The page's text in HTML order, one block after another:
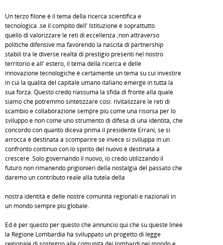
Un terzo filone è il tema della ricerca scientifica e
tecnologica .se il compito dell' Istituzione è soprattutto
quello di valorizzare le reti di eccellenza ,non attraverso
politiche difensive ma favorendo la nascita di partnership
stabili tra le diverse realtà di prestigio presenti nel nostro
territorio e all' estero, il tema della ricerca e delle
innovazione tecnologiche è certamente un tema su cui investire
in cui la qualità del capitale umano italiano emerge in tutta la
sua forza. Questo credo riassuma la sfida di fronte alla quale
siamo che potremmo sintetizzare così: rivitalizzare le reti di
scambio e collaborazione sempre più come una risorsa per lo
sviluppo e non come uno strumento di difesa di una identità, che
concordo con quanto diceva prima il presidente Errani, se si
arrocca è destinata a scomparire se invece si sviluppa in un
confronto continuo con lo spirito del nuovo è destinata a
crescere .Solo governando il nuovo, io credo utilizzando il
futuro non rimanendo prigionieri della nostalgia del passato che
daremo un contributo reale alla tutela della
nostra identità e delle nostre comunità regionali e nazionali in
un mondo sempre più globale.
Ed è per questo per questo che annuncio qui che su queste linee
la Regione Lombardia ha sviluppato un progetto di legge